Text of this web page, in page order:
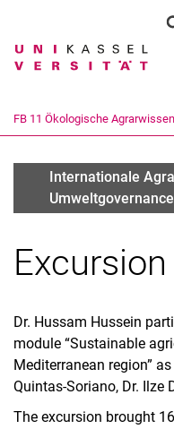
Suchbegriff
FB 11 Ökologische
Startseite alt
Internationale
Umweltgovernance
Excursion
Dr. Hussam Hussein
module “Sustainable
Mediterranean region”
Quintas-Soriano, Dr. Ilze
The excursion brought